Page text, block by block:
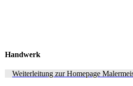
Handwerk
Weiterleitung zur Homepage